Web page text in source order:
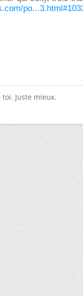
Juste mieux.